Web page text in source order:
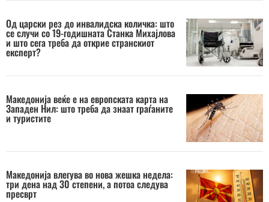
Од царски рез до инвалидска количка: што
се случи со 19-годишната Станка Михајлова
и што сега треба да открие странскиот
експерт?
Македонија веќе е на европската карта на
Западен Нил: што треба да знаат граѓаните
и туристите
Македонија влегува во нова жешка недела:
три дена над 30 степени, а потоа следува
пресврт